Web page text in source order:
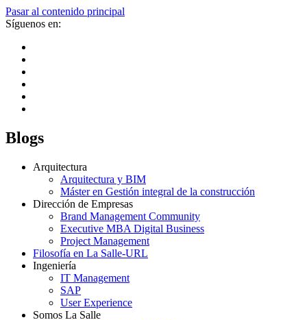
Pasar al contenido principal
Síguenos en:
Blogs
Arquitectura
Arquitectura y BIM
Máster en Gestión integral de la construcción
Dirección de Empresas
Brand Management Community
Executive MBA Digital Business
Project Management
Filosofía en La Salle-URL
Ingeniería
IT Management
SAP
User Experience
Somos La Salle